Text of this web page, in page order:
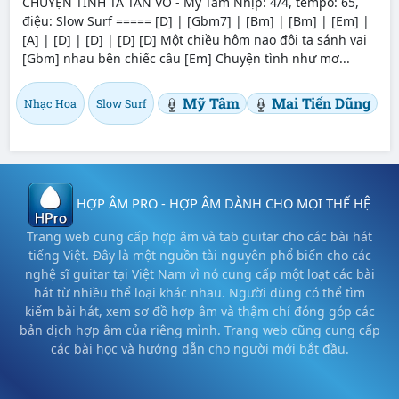
điệu: Slow Surf ===== [D] | [Gbm7] | [Bm] | [Bm] | [Em] |
[A] | [D] | [D] | [D] [D] Một chiều hôm nao đôi ta sánh vai
[Gbm] nhau bên chiếc cầu [Em] Chuyện tình như mơ...
Nhạc Hoa Slow Surf Mỹ Tâm Mai Tiến Dũng
HỢP ÂM PRO - HỢP ÂM DÀNH CHO MỌI THẾ HỆ
Trang web cung cấp hợp âm và tab guitar cho các bài hát
tiếng Việt. Đây là một nguồn tài nguyên phổ biến cho các
nghệ sĩ guitar tại Việt Nam vì nó cung cấp một loạt các bài
hát từ nhiều thể loại khác nhau. Người dùng có thể tìm
kiếm bài hát, xem sơ đồ hợp âm và thậm chí đóng góp các
bản dịch hợp âm của riêng mình. Trang web cũng cung cấp
các bài học và hướng dẫn cho người mới bắt đầu.